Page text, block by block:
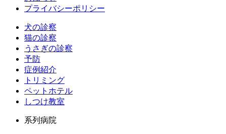
プライバシーポリシー
犬の診察
猫の診察
うさぎの診察
予防
症例紹介
トリミング
ペットホテル
しつけ教室
系列病院